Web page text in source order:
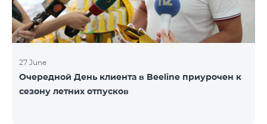
27 June
Очередной День клиента в Beeline приурочен к
сезону летних отпусков